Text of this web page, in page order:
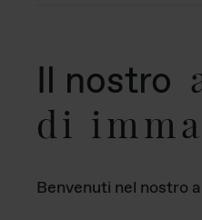
Il nostro
di
Benvenuti nel nostro